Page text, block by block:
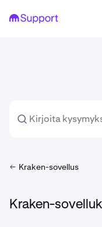
Kraken-sovellus
Kraken-